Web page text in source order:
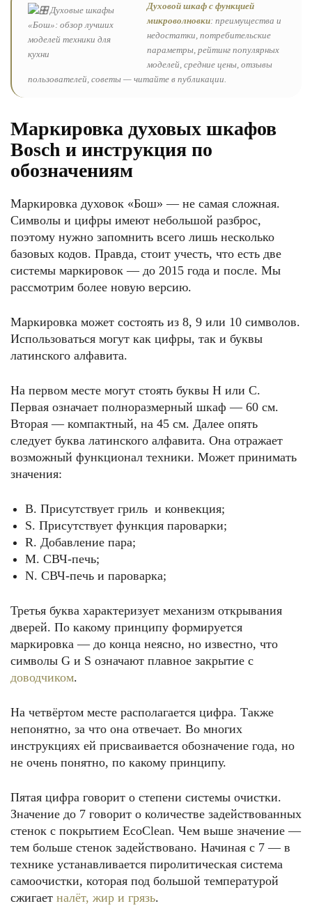
Духовой шкаф с функцией
микроволновки: преимущества и
недостатки, потребительские
параметры, рейтинг популярных
моделей, средние цены, отзывы
пользователей, советы — читайте в публикации.
Маркировка духовых шкафов
Bosch и инструкция по
обозначениям
Маркировка духовок «Бош» — не самая сложная.
Символы и цифры имеют небольшой разброс,
поэтому нужно запомнить всего лишь несколько
базовых кодов. Правда, стоит учесть, что есть две
системы маркировок — до 2015 года и после. Мы
рассмотрим более новую версию.
Маркировка может состоять из 8, 9 или 10 символов.
Использоваться могут как цифры, так и буквы
латинского алфавита.
На первом месте могут стоять буквы H или C.
Первая означает полноразмерный шкаф — 60 см.
Вторая — компактный, на 45 см. Далее опять
следует буква латинского алфавита. Она отражает
возможный функционал техники. Может принимать
значения:
B. Присутствует гриль и конвекция;
S. Присутствует функция пароварки;
R. Добавление пара;
M. СВЧ-печь;
N. СВЧ-печь и пароварка;
Третья буква характеризует механизм открывания
дверей. По какому принципу формируется
маркировка — до конца неясно, но известно, что
символы G и S означают плавное закрытие с
доводчиком.
На четвёртом месте располагается цифра. Также
непонятно, за что она отвечает. Во многих
инструкциях ей присваивается обозначение года, но
не очень понятно, по какому принципу.
Пятая цифра говорит о степени системы очистки.
Значение до 7 говорит о количестве задействованных
стенок с покрытием EcoClean. Чем выше значение —
тем больше стенок задействовано. Начиная с 7 — в
технике устанавливается пиролитическая система
самоочистки, которая под большой температурой
сжигает налёт, жир и грязь.